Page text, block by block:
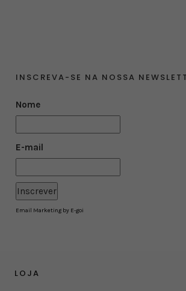
INSCREVA-SE NA NOSSA
Nome
E-mail
Email Marketing by E-goi
LOJA